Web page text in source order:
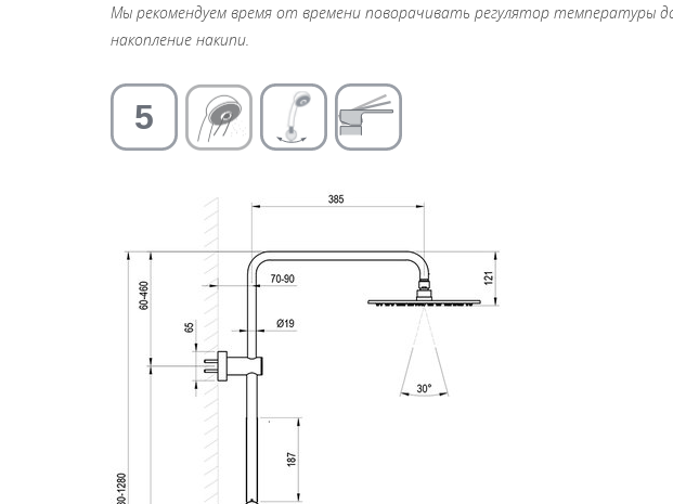
Мы рекомендуем время от времени поворачивать регулятор
накопление накипи.